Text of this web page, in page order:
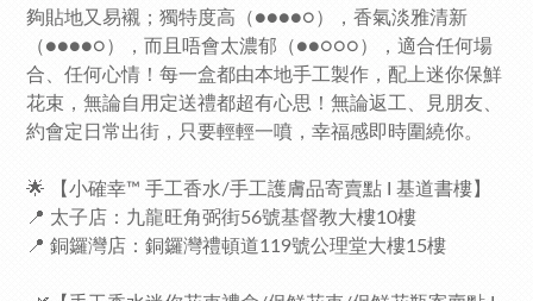
夠貼地又易襯；獨特度高（●●●●○），香氣淡雅清新
（●●●●○），而且唔會太濃郁（●●○○○），適合任何場
合、任何心情！每一盒都由本地手工製作，配上迷你保鮮
花束，無論自用定送禮都超有心思！無論返工、見朋友、
約會定日常出街，只要輕輕一噴，幸福感即時圍繞你。
🌟 【小確幸™ 手工香水/手工護膚品寄賣點 I 基道書樓】
📍 太子店：九龍旺角弼街56號基督教大樓10樓
📍 銅鑼灣店：銅鑼灣禮頓道119號公理堂大樓15樓